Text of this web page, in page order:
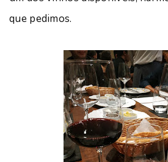
que pedimos.